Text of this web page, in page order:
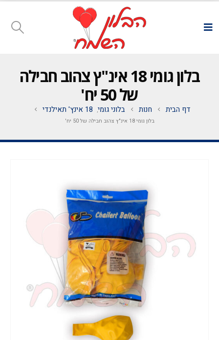
בלון גומי 18 אינ"ץ צהוב חבילה
של 50 יח'
דף הבית חנות בלוני גומי, 18 אינץ' תאילנדי
בלון גומי 18 אינ"ץ צהוב חבילה של 50 יח'